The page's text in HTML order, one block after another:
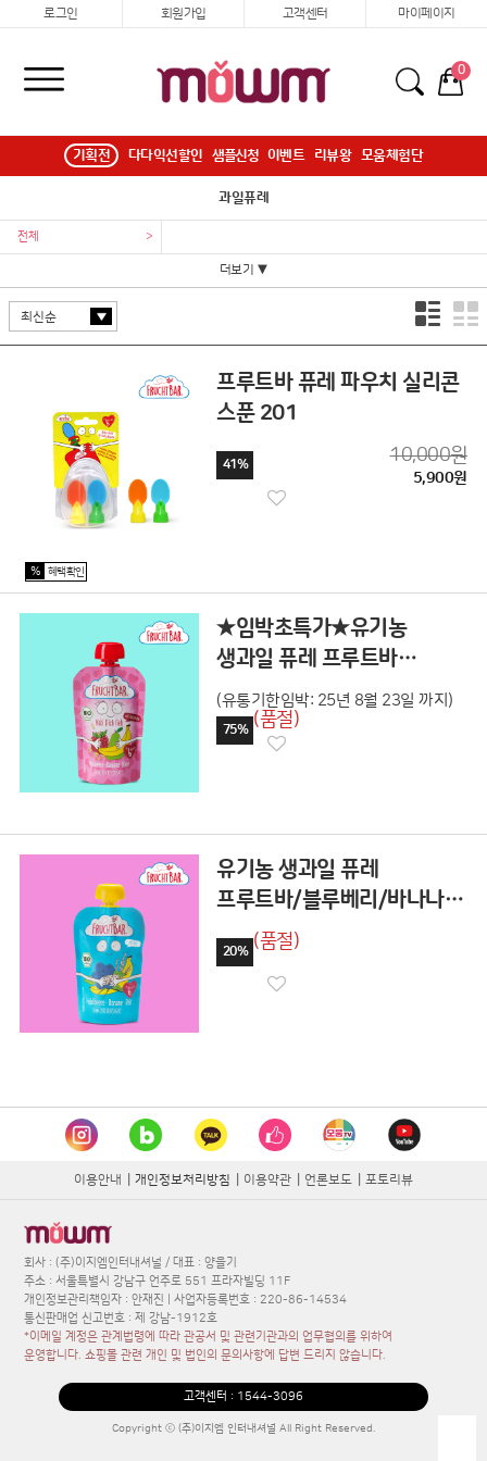
로그인 회원가입 고객센터 마이페이지
0
기획전 다다익선할인 샘플신청 이벤트 리뷰왕 모움체험단
과일퓨레
전체 >
더보기 ▼
프루트바 퓨레 파우치 실리콘
스푼 201
41% 10,000원
5,900원
% 혜택확인
★임박초특가★유기농
생과일 퓨레 프루트바
라즈베리/바나나/배맛 8팩
3161
(유통기한임박: 25년 8월 23일 까지)
75% (품절)
유기농 생과일 퓨레
프루트바/블루베리/바나나/
쌀맛 8팩 3760
20% (품절)
이용안내 개인정보처리방침 이용약관 언론보도 포토리뷰
회사 : (주)이지엠인터내셔널 / 대표 : 양을기
주소 : 서울특별시 강남구 언주로 551 프라자빌딩 11F
개인정보관리책임자 : 안재진 | 사업자등록번호 : 220-86-14534
통신판매업 신고번호 : 제 강남-1912호
*이메일 계정은 관계법령에 따라 관공서 및 관련기관과의 업무협의를 위하여
운영합니다. 쇼핑몰 관련 개인 및 법인의 문의사항에 답변 드리지 않습니다.
고객센터 : 1544-3096
Copyright ⓒ (주)이지엠 인터내셔널 All Right Reserved.